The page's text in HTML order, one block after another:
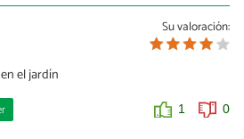
Su valoración:
el jardín
1 0